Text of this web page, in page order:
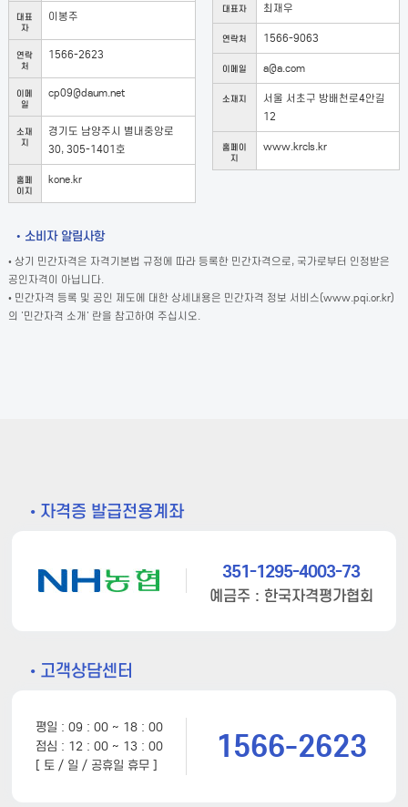
대표
자
이봉주
연락
처
1566-2623
이메
일
cp09@daum.net
소재
지
경기도 남양주시 별내중앙로
30, 305-1401호
홈페
이지
kone.kr
대표자 최재우
연락처 1566-9063
이메일 a@a.com
소재지
서울 서초구 방배천로4안길
12
홈페이
지
www.krcls.kr
• 소비자 알림사항
• 상기 민간자격은 자격기본법 규정에 따라 등록한 민간자격으로, 국가로부터 인정받은
공인자격이 아닙니다.
• 민간자격 등록 및 공인 제도에 대한 상세내용은 민간자격 정보 서비스(www.pqi.or.kr)
의 '민간자격 소개' 란을 참고하여 주십시오.
• 자격증 발급전용계좌
351-1295-4003-73
예금주 : 한국자격평가협회
• 고객상담센터
평일 : 09 : 00 ~ 18 : 00
점심 : 12 : 00 ~ 13 : 00
[ 토 / 일 / 공휴일 휴무 ]
1566-2623